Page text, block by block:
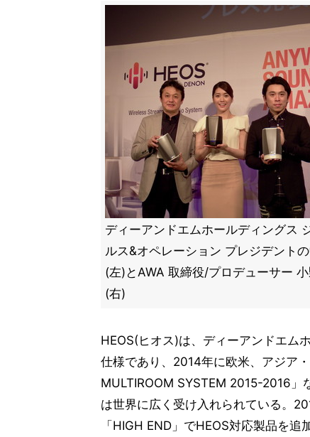
ディーアンドエムホールディングス
ルス&オペレーション プレジデント
(左)とAWA 取締役/プロデューサー
(右)
HEOS(ヒオス)は、ディーアンドエム
仕様であり、2014年に欧米、アジア
MULTIROOM SYSTEM 2015-2016」
は世界に広く受け入れられている。
「HIGH END」でHEOS対応製品を